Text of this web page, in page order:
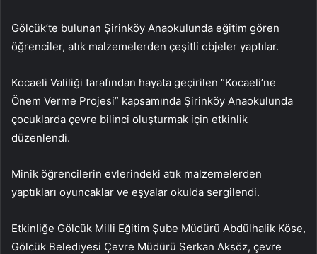
Gölcük’te bulunan Şirinköy Anaokulunda eğitim gören
öğrenciler, atık malzemelerden çeşitli objeler yaptılar.
Kocaeli Valiliği tarafından hayata geçirilen “Kocaeli’ne
Önem Verme Projesi” kapsamında Şirinköy Anaokulunda
çocuklarda çevre bilinci oluşturmak için etkinlik
düzenlendi.
Minik öğrencilerin evlerindeki atık malzemelerden
yaptıkları oyuncaklar ve eşyalar okulda sergilendi.
Etkinliğe Gölcük Milli Eğitim Şube Müdürü Abdülhalik Köse,
Gölcük Belediyesi Çevre Müdürü Serkan Aksöz, çevre